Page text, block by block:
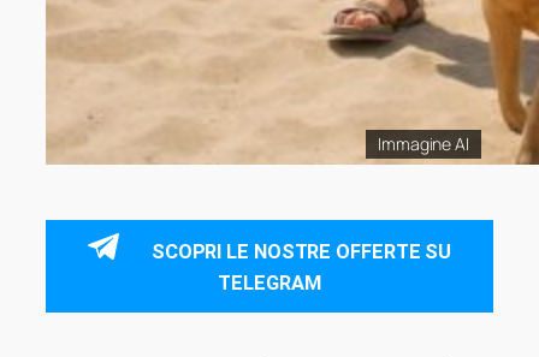
Immagine AI
SCOPRI LE NOSTRE OFFERTE SU
TELEGRAM